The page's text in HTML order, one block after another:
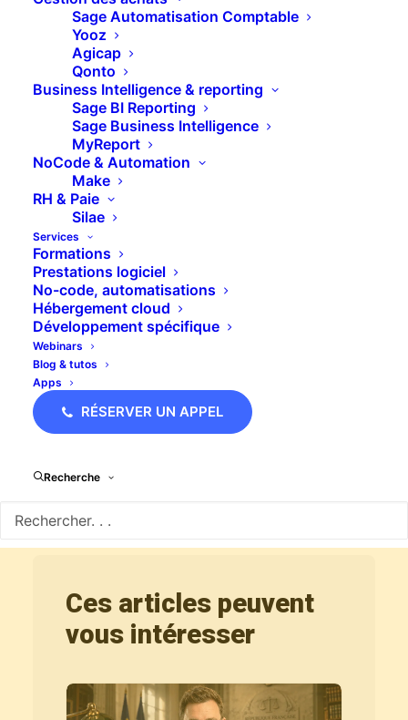
Sage Automatisation Comptable
Yooz
Agicap
Qonto
Business Intelligence & reporting
Sage BI Reporting
Sage Business Intelligence
MyReport
NoCode & Automation
Make
RH & Paie
Silae
Services
Formations
Prestations logiciel
No-code, automatisations
Hébergement cloud
Développement spécifique
Webinars
Blog & tutos
Apps
RÉSERVER UN APPEL
Recherche
Le justificatif du solde tiers
dans Sage 100 Comptabilité
Le justificatif de solde à date propose une
évolution des soldes des comptes tiers jusqu’à
une date précise, la date pivot.
Je vous propose dans cette formation vidéo, une
petite démonstration de comment éditer le
justificatif du solde tiers dans votre logiciel Sage
100 Comptabilité.
Bonne formation !
100 Comptabilité ?
Contactez-nous
Ces articles peuvent
vous intéresser